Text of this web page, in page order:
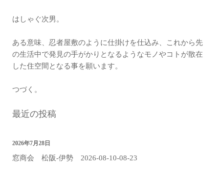
はしゃぐ次男。
ある意味、忍者屋敷のように仕掛けを仕込み、これから先
の生活中で発見の手がかりとなるようなモノやコトが散在
した住空間となる事を願います。
つづく。
最近の投稿
窓商会 松阪-伊勢 2026-08-10-08-23
2026年7月28日